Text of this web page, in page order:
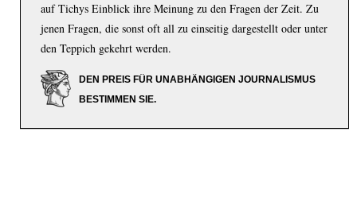
auf Tichys Einblick ihre Meinung zu den Fragen der Zeit. Zu
jenen Fragen, die sonst oft all zu einseitig dargestellt oder unter
den Teppich gekehrt werden.
DEN PREIS FÜR UNABHÄNGIGEN JOURNALISMUS
BESTIMMEN SIE.